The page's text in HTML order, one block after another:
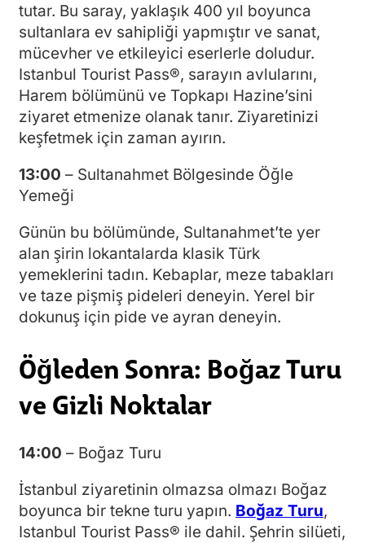
tutar. Bu saray, yaklaşık 400 yıl boyunca
sultanlara ev sahipliği yapmıştır ve sanat,
mücevher ve etkileyici eserlerle doludur.
Istanbul Tourist Pass®, sarayın avlularını,
Harem bölümünü ve Topkapı Hazine’sini
ziyaret etmenize olanak tanır. Ziyaretinizi
keşfetmek için zaman ayırın.
13:00 – Sultanahmet Bölgesinde Öğle
Yemeği
Günün bu bölümünde, Sultanahmet’te yer
alan şirin lokantalarda klasik Türk
yemeklerini tadın. Kebaplar, meze tabakları
ve taze pişmiş pideleri deneyin. Yerel bir
dokunuş için pide ve ayran deneyin.
Öğleden Sonra: Boğaz Turu
ve Gizli Noktalar
14:00 – Boğaz Turu
İstanbul ziyaretinin olmazsa olmazı Boğaz
boyunca bir tekne turu yapın. Boğaz Turu,
Istanbul Tourist Pass® ile dahil. Şehrin silüeti,